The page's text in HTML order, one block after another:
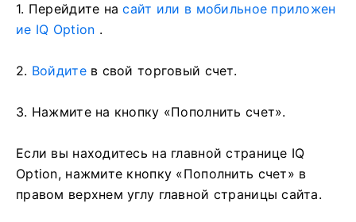
1. Перейдите насайт или в мобильное приложен
ие IQ Option .
2. Войдитев свой торговый счет.
3. Нажмите на кнопку «Пополнить счет».
Если вы находитесь на главной странице IQ
Option, нажмите кнопку «Пополнить счет» в
правом верхнем углу главной страницы сайта.